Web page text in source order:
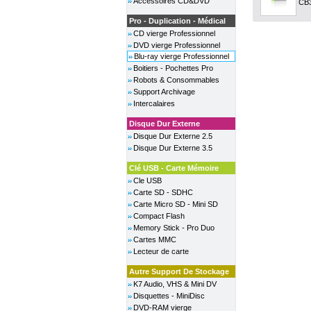
Pro - Duplication - Médical
CD vierge Professionnel
DVD vierge Professionnel
Blu-ray vierge Professionnel
Boitiers - Pochettes Pro
Robots & Consommables
Support Archivage
Intercalaires
Disque Dur Externe
Disque Dur Externe 2.5
Disque Dur Externe 3.5
Clé USB - Carte Mémoire
Cle USB
Carte SD - SDHC
Carte Micro SD - Mini SD
Compact Flash
Memory Stick - Pro Duo
Cartes MMC
Lecteur de carte
Autre Support De Stockage
K7 Audio, VHS & Mini DV
Disquettes - MiniDisc
DVD-RAM vierge